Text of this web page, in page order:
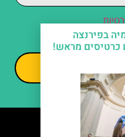
בפירנצה
כרטיסים מראש!